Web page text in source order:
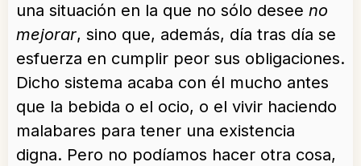
una situación en la que no sólo desee no
mejorar, sino que, además, día tras día se
esfuerza en cumplir peor sus obligaciones.
Dicho sistema acaba con él mucho antes
que la bebida o el ocio, o el vivir haciendo
malabares para tener una existencia
digna. Pero no podíamos hacer otra cosa,